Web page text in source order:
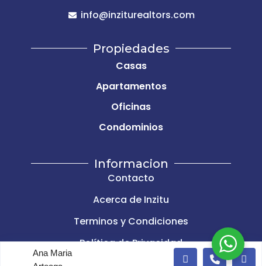
info@inziturealtors.com
Propiedades
Casas
Apartamentos
Oficinas
Condominios
Informacion
Contacto
Acerca de Inzitu
Terminos y Condiciones
Política de Privacidad
Ana Maria